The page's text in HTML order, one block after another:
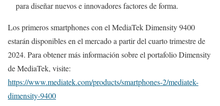
para diseñar nuevos e innovadores factores de forma.
Los primeros smartphones con el MediaTek Dimensity 9400
estarán disponibles en el mercado a partir del cuarto trimestre de
2024. Para obtener más información sobre el portafolio Dimensity
de MediaTek, visite:
https://www.mediatek.com/products/smartphones-2/mediatek-
dimensity-9400